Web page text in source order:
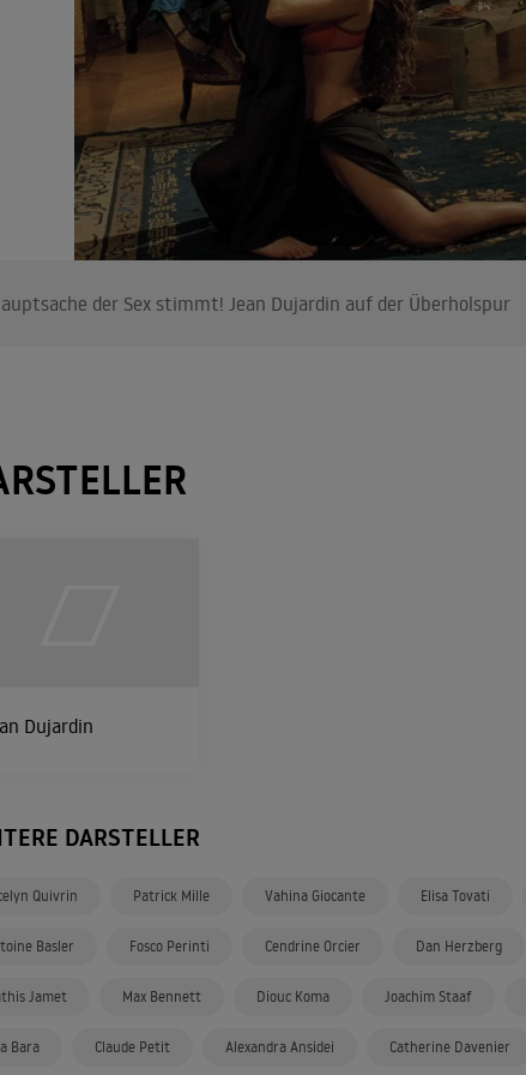
der Sex stimmt! Jean Dujardin auf der Überholspur
Dujardin
DARSTELLER
Quivrin Patrick Mille Vahina Giocante Elisa Tovati
Basler Fosco Perinti Cendrine Orcier Dan Herzberg
Jamet Max Bennett Diouc Koma Joachim Staaf
Bara Claude Petit Alexandra Ansidei Catherine Davenier